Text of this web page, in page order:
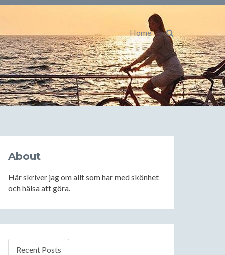
Home
About
Här skriver jag om allt som har med skönhet
och hälsa att göra.
Recent Posts